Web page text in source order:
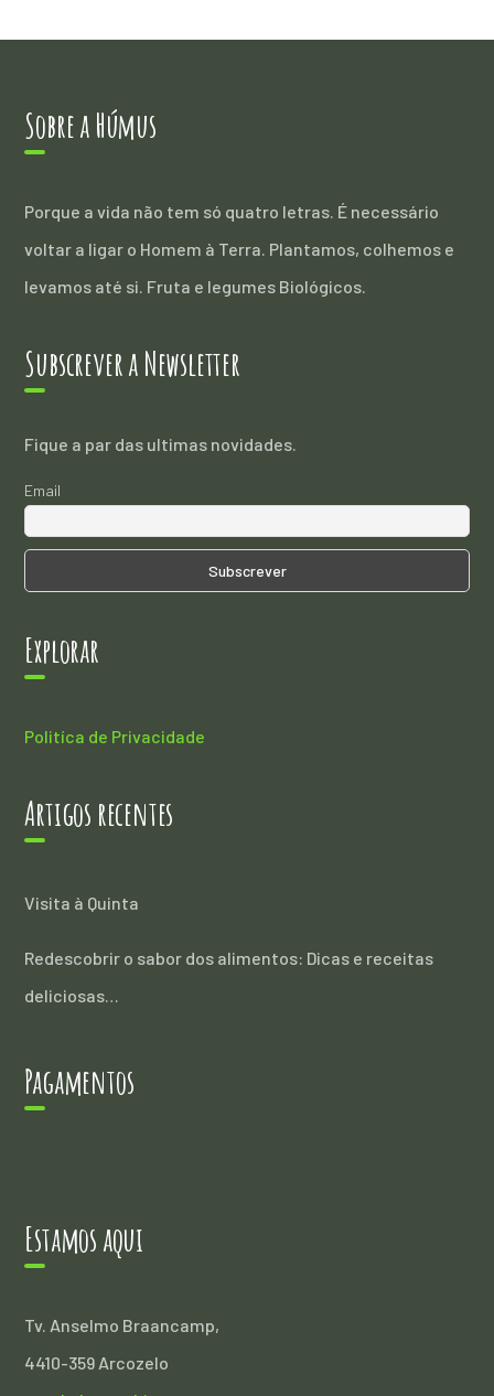
Sobre a Húmus
Porque a vida não tem só quatro letras. É necessário
voltar a ligar o Homem à Terra. Plantamos, colhemos e
levamos até si. Fruta e legumes Biológicos.
Subscrever a Newsletter
Fique a par das ultimas novidades.
Email
Explorar
Politíca de Privacidade
Artigos recentes
Visita à Quinta
Redescobrir o sabor dos alimentos: Dicas e receitas
deliciosas…
Pagamentos
Estamos aqui
Tv. Anselmo Braancamp,
4410-359 Arcozelo